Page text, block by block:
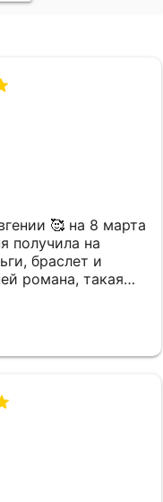
🥰 на 8 марта
на
браслет и
романа, такая
от
за такую